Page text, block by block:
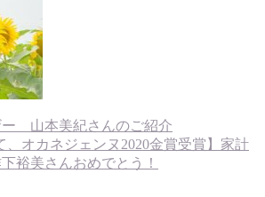
ー 山本美紀さんのご紹介
、オカネジェンヌ2020金賞受賞】家計
裕美さんおめでとう！